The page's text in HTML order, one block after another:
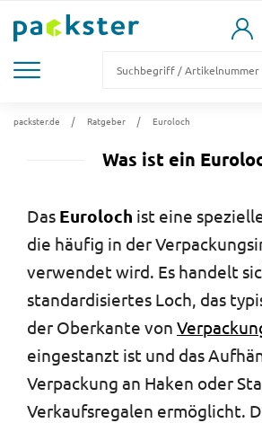
KARTONS
VERSANDKARTONS
VERSANDVERPACKUNG
FÜLL- & POLSTERMATERIAL
LAGER & PALETTIERUNG
packster.de Ratgeber Euroloch
Was ist ein
Das Euroloch ist eine
die häufig in der
verwendet wird. Es handelt
standardisiertes Loch, das
der Oberkante von
eingestanzt ist und das
Verpackung an Haken oder
Verkaufsregalen ermöglicht.